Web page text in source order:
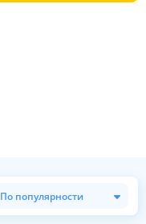
По популярности